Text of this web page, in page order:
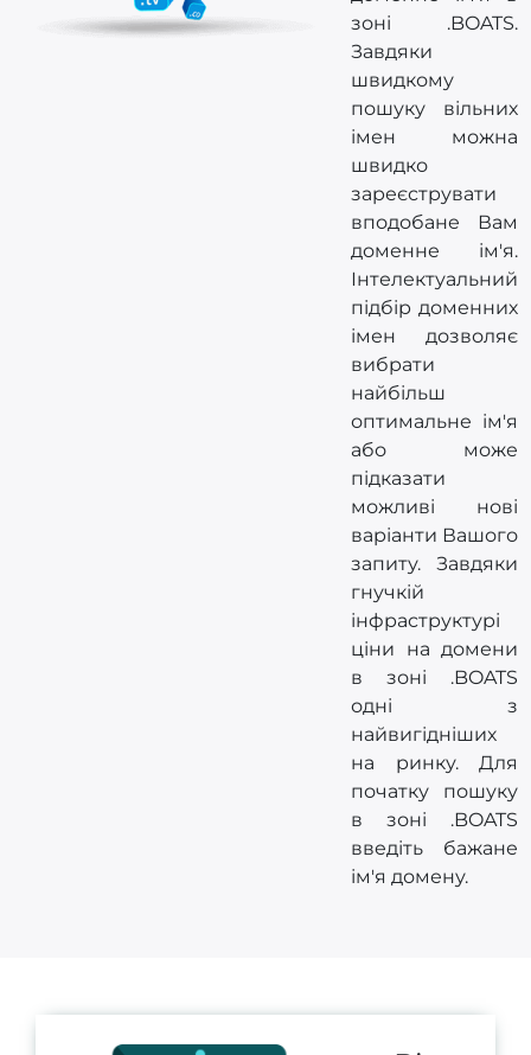
зоні .BOATS.
Завдяки
швидкому
пошуку вільних
імен можна
швидко
зареєструвати
вподобане Вам
доменне ім'я.
Інтелектуальний
підбір доменних
імен дозволяє
вибрати
найбільш
оптимальне ім'я
або може
підказати
можливі нові
варіанти Вашого
запиту. Завдяки
гнучкій
інфраструктурі
ціни на домени
в зоні .BOATS
одні з
найвигідніших
на ринку. Для
початку пошуку
в зоні .BOATS
введіть бажане
ім'я домену.